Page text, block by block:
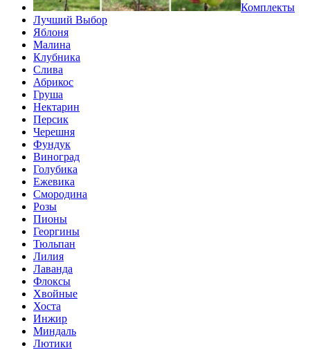
Комплекты
Лучший Выбор
Яблоня
Малина
Клубника
Слива
Абрикос
Груша
Нектарин
Персик
Черешня
Фундук
Виноград
Голубика
Ежевика
Смородина
Розы
Пионы
Георгины
Тюльпан
Лилия
Лаванда
Флоксы
Хвойные
Хоста
Инжир
Миндаль
Лютики